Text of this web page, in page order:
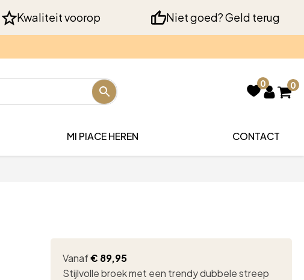
Kwaliteit voorop Niet goed? Geld terug
0 0
MI PIACE HEREN CONTACT
Vanaf€ 89,95
Stijlvolle broek met een trendy dubbele streep